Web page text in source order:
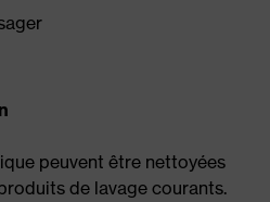
peuvent être nettoyées
de lavage courants.